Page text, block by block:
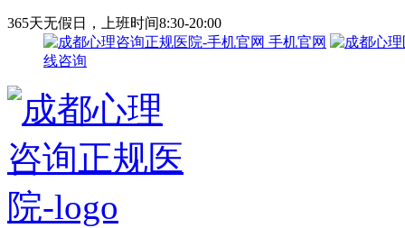
365天无假日，上班时间8:30-20:00
手机官网
线咨询